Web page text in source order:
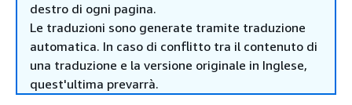
destro di ogni pagina.
Le traduzioni sono generate tramite traduzione
automatica. In caso di conflitto tra il contenuto di
una traduzione e la versione originale in Inglese,
quest'ultima prevarrà.